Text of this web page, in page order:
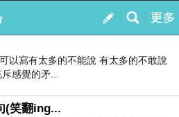
我的
訂閱
以寫有太多的不能說 有太多的不敢說
感覺的矛...
(笑翻ing...